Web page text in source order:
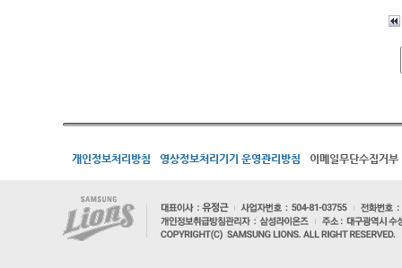
개인정보처리방침 영상정보처리기기 운영관리방침 이메일무단수집거부